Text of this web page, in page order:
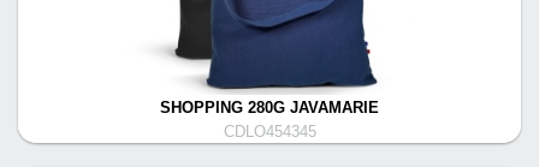
SHOPPING 280G JAVAMARIE
CDLO454345